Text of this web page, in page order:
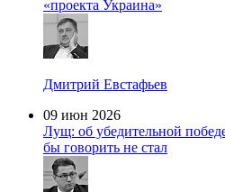
«проекта Украина»
Дмитрий Евстафьев
09 июн 2026
Лущ: об убедительной
бы говорить не стал